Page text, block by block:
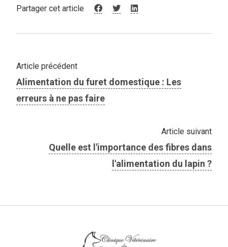
Partager cet article
Article précédent
Alimentation du furet domestique : Les
erreurs à ne pas faire
Article suivant
Quelle est l'importance des fibres dans
l'alimentation du lapin ?